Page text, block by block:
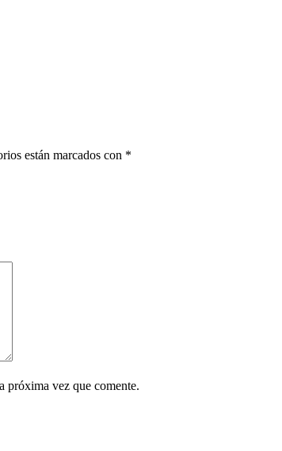
están marcados con *
próxima vez que comente.